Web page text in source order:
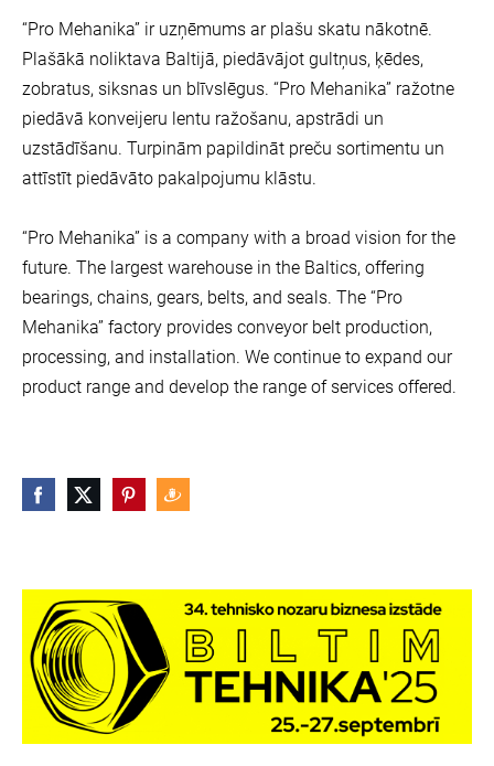
“Pro Mehanika” ir uzņēmums ar plašu skatu nākotnē.
Plašākā noliktava Baltijā, piedāvājot gultņus, ķēdes,
zobratus, siksnas un blīvslēgus. “Pro Mehanika” ražotne
piedāvā konveijeru lentu ražošanu, apstrādi un
uzstādīšanu. Turpinām papildināt preču sortimentu un
attīstīt piedāvāto pakalpojumu klāstu.
“Pro Mehanika” is a company with a broad vision for the
future. The largest warehouse in the Baltics, offering
bearings, chains, gears, belts, and seals. The “Pro
Mehanika” factory provides conveyor belt production,
processing, and installation. We continue to expand our
product range and develop the range of services offered.